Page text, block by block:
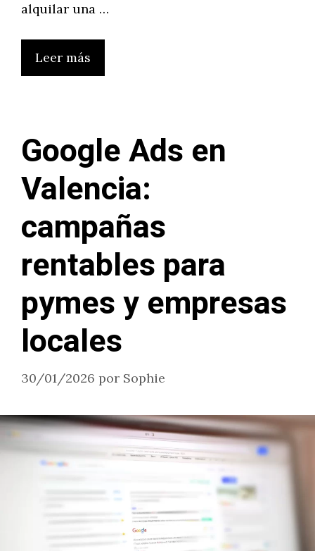
alquilar una …
Leer más
Google Ads en
Valencia:
campañas
rentables para
pymes y empresas
locales
30/01/2026 por Sophie